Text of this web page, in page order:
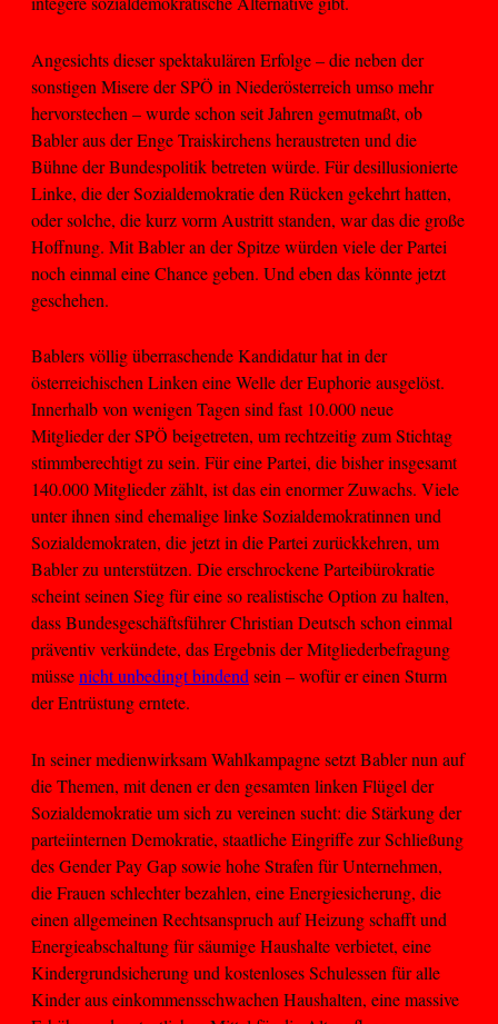
Angesichts dieser spektakulären Erfolge – die neben der
sonstigen Misere der SPÖ in Niederösterreich umso mehr
hervorstechen – wurde schon seit Jahren gemutmaßt, ob
Babler aus der Enge Traiskirchens heraustreten und die
Bühne der Bundespolitik betreten würde. Für desillusionierte
Linke, die der Sozialdemokratie den Rücken gekehrt hatten,
oder solche, die kurz vorm Austritt standen, war das die große
Hoffnung. Mit Babler an der Spitze würden viele der Partei
noch einmal eine Chance geben. Und eben das könnte jetzt
geschehen.
Bablers völlig überraschende Kandidatur hat in der
österreichischen Linken eine Welle der Euphorie ausgelöst.
Innerhalb von wenigen Tagen sind fast 10.000 neue
Mitglieder der SPÖ beigetreten, um rechtzeitig zum Stichtag
stimmberechtigt zu sein. Für eine Partei, die bisher insgesamt
140.000 Mitglieder zählt, ist das ein enormer Zuwachs. Viele
unter ihnen sind ehemalige linke Sozialdemokratinnen und
Sozialdemokraten, die jetzt in die Partei zurückkehren, um
Babler zu unterstützen. Die erschrockene Parteibürokratie
scheint seinen Sieg für eine so realistische Option zu halten,
dass Bundesgeschäftsführer Christian Deutsch schon einmal
präventiv verkündete, das Ergebnis der Mitgliederbefragung
müssenicht unbedingt bindendsein – wofür er einen Sturm
der Entrüstung erntete.
In seiner medienwirksam Wahlkampagne setzt Babler nun auf
die Themen, mit denen er den gesamten linken Flügel der
Sozialdemokratie um sich zu vereinen sucht: die Stärkung der
parteiinternen Demokratie, staatliche Eingriffe zur Schließung
des Gender Pay Gap sowie hohe Strafen für Unternehmen,
die Frauen schlechter bezahlen, eine Energiesicherung, die
einen allgemeinen Rechtsanspruch auf Heizung schafft und
Energieabschaltung für säumige Haushalte verbietet, eine
Kindergrundsicherung und kostenloses Schulessen für alle
Kinder aus einkommensschwachen Haushalten, eine massive